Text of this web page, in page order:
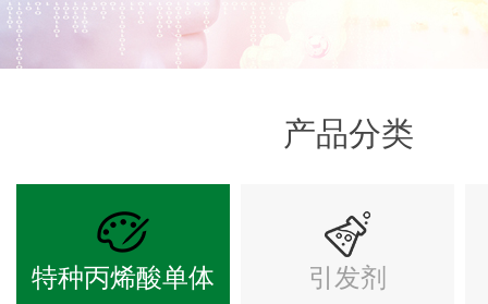
产品分类
特种丙烯酸单体 引发剂